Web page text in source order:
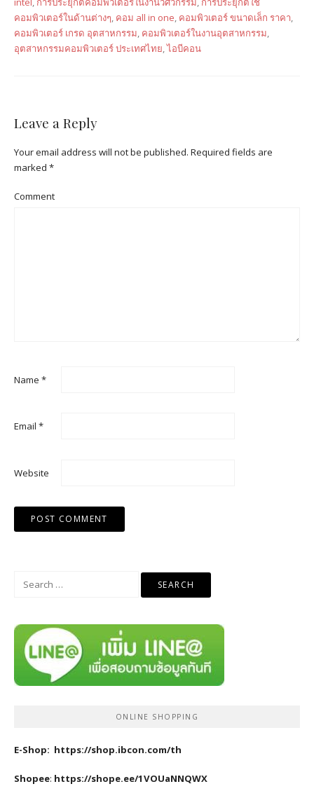
คอมพิวเตอร์ในด้านต่างๆ, คอม all in one, คอมพิวเตอร์ ขนาดเล็ก ราคา,
คอมพิวเตอร์ เกรด อุตสาหกรรม, คอมพิวเตอร์ในงานอุตสาหกรรม,
อุตสาหกรรมคอมพิวเตอร์ ประเทศไทย,ไอบีคอน
Leave a Reply
Your email address will not be published. Required fields are
marked *
Comment
Name *
Email *
Website
Search
ONLINE SHOPPING
E-Shop: https://shop.ibcon.com/th
Shopee: https://shope.ee/1VOUaNNQWX